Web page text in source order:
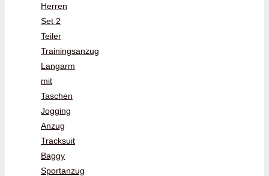
Herren
Set 2
Teiler
Trainingsanzug
Langarm
mit
Taschen
Jogging
Anzug
Tracksuit
Baggy
Sportanzug